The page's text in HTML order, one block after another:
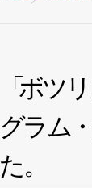
「ボツリ
グラム・
た。